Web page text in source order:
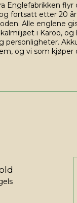
Englefabrikken
fortsatt etter 20 år
Alle englene
i Karoo,
personligheter.
og vi som kjøper